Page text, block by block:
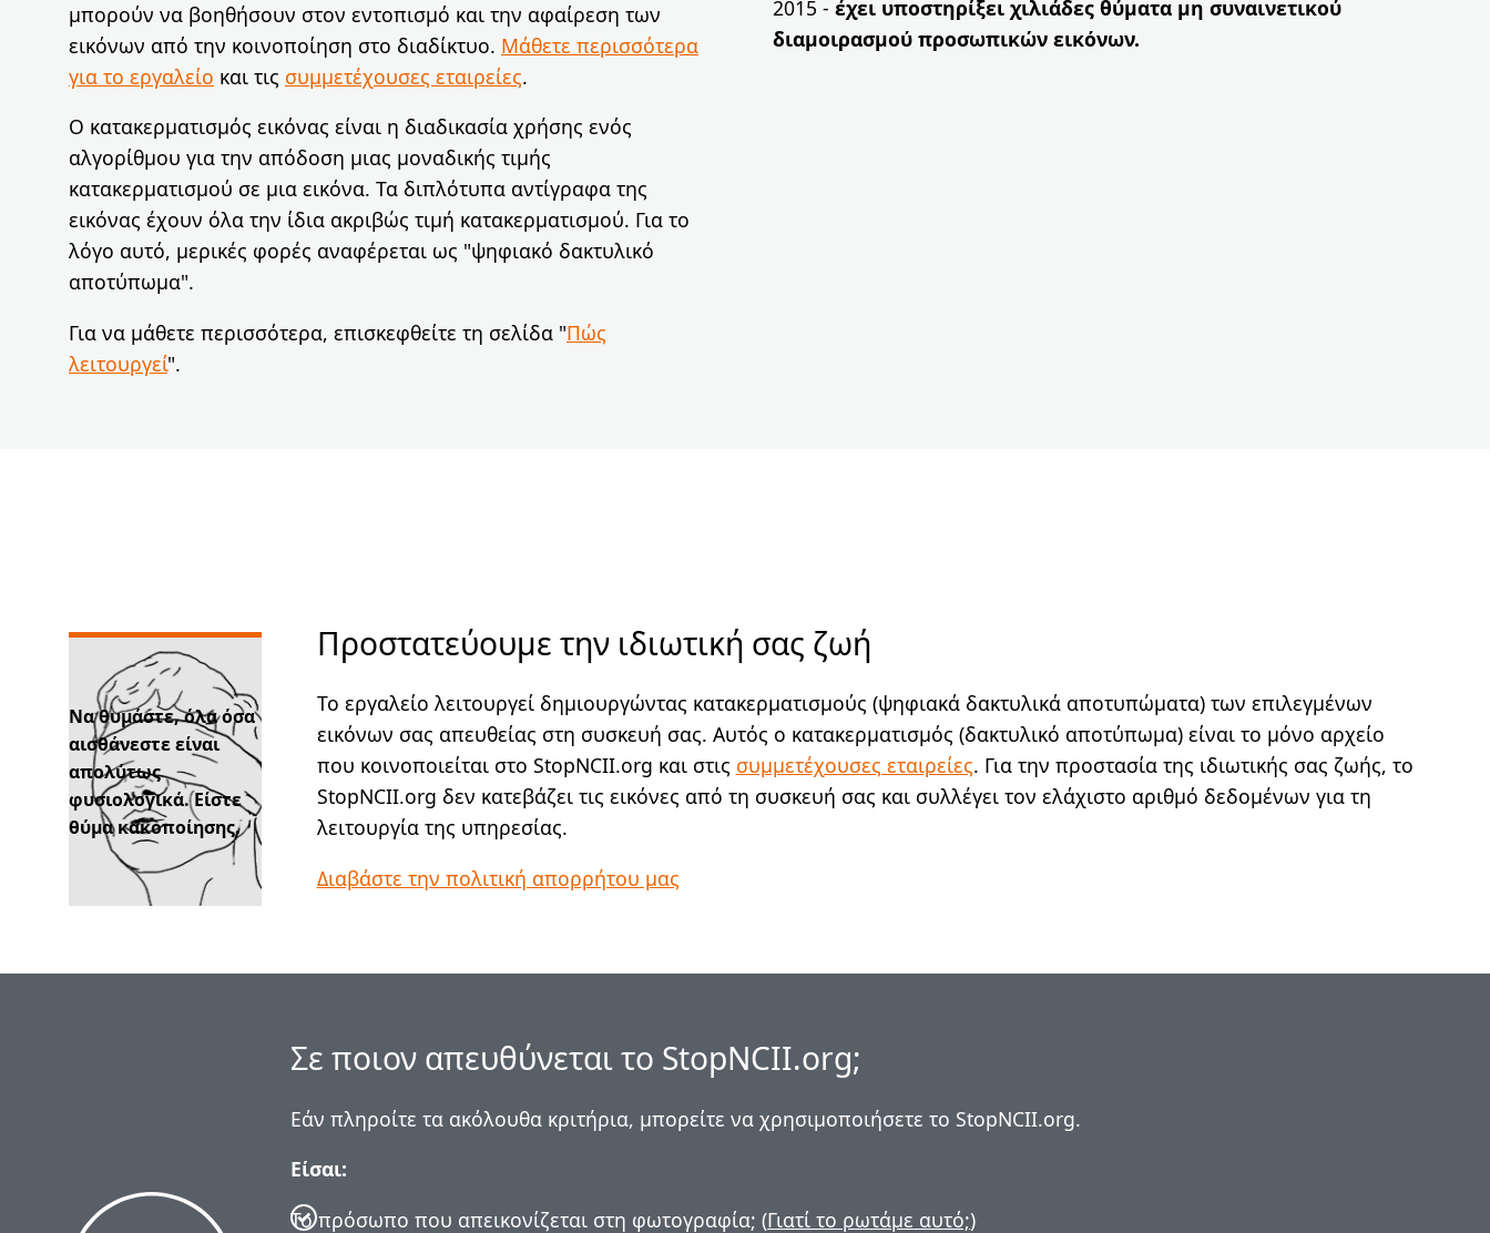
μπορούν να βοηθήσουν στον εντοπισμό και την αφαίρεση των
εικόνων από την κοινοποίηση στο διαδίκτυο. Μάθετε περισσότερα
για το εργαλείο και τις συμμετέχουσες εταιρείες.
O κατακερματισμός εικόνας είναι η διαδικασία χρήσης ενός
αλγορίθμου για την απόδοση μιας μοναδικής τιμής
κατακερματισμού σε μια εικόνα. Τα διπλότυπα αντίγραφα της
εικόνας έχουν όλα την ίδια ακριβώς τιμή κατακερματισμού. Για το
λόγο αυτό, μερικές φορές αναφέρεται ως "ψηφιακό δακτυλικό
αποτύπωμα".
Για να μάθετε περισσότερα, επισκεφθείτε τη σελίδα "Πώς
λειτουργεί".
2015 - έχει υποστηρίξει χιλιάδες θύματα μη συναινετικού
διαμοιρασμού προσωπικών εικόνων.
Να θυμάστε, όλα όσα
αισθάνεστε είναι
απολύτως
φυσιολογικά. Είστε
θύμα κακοποίησης.
Προστατεύουμε την ιδιωτική σας ζωή
Το εργαλείο λειτουργεί δημιουργώντας κατακερματισμούς (ψηφιακά δακτυλικά αποτυπώματα) των επιλεγμένων
εικόνων σας απευθείας στη συσκευή σας. Αυτός ο κατακερματισμός (δακτυλικό αποτύπωμα) είναι το μόνο αρχείο
που κοινοποιείται στο StopNCII.org και στις συμμετέχουσες εταιρείες. Για την προστασία της ιδιωτικής σας ζωής, το
StopNCII.org δεν κατεβάζει τις εικόνες από τη συσκευή σας και συλλέγει τον ελάχιστο αριθμό δεδομένων για τη
λειτουργία της υπηρεσίας.
Διαβάστε την πολιτική απορρήτου μας
Σε ποιον απευθύνεται το StopNCII.org;
Εάν πληροίτε τα ακόλουθα κριτήρια, μπορείτε να χρησιμοποιήσετε το StopNCII.org.
Είσαι:
Το πρόσωπο που απεικονίζεται στη φωτογραφία; (Γιατί το ρωτάμε αυτό;)